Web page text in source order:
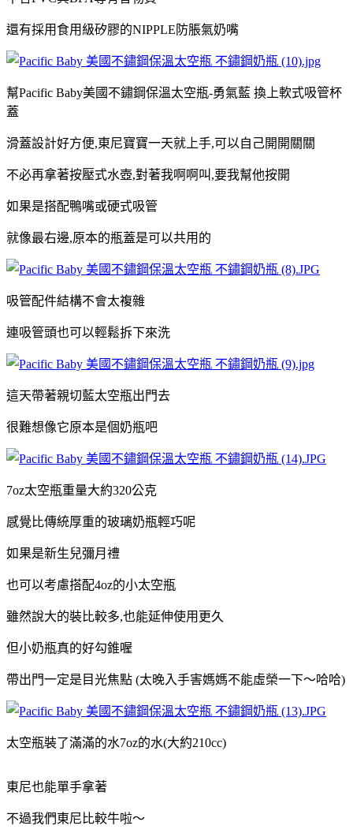
還有採用 食用級矽膠的NIPPLE防脹氣奶嘴
幫Pacific Baby美國不鏽鋼保溫太空瓶-勇氣藍 換上軟式吸管杯
蓋
滑蓋設計好方便,東尼寶寶一天就上手,可以自己開 開 關 關
不必再拿著按壓式水壺,對著我啊啊叫,要我幫他按開
如果是搭配鴨嘴或硬式吸管
就像最右邊,原本的瓶蓋是可以共用的
吸管配件結構不會太複雜
連吸管頭也可以輕鬆拆下來洗
這天帶著親切藍太空瓶出門去
很難想像它原本是個奶瓶吧
7oz太空瓶重量大約320公克
感覺比傳統厚重的玻璃奶瓶輕巧呢
如果是新生兒彌月禮
也可以考慮搭配4oz的小太空瓶
雖然說大的裝比較多,也能延伸使用更久
但小奶瓶真的好勾錐喔
帶出門一定是目光焦點 (太晚入手害媽媽不能虛榮一下～哈哈)
太空瓶裝了滿滿的水7oz的水(大約210cc)
東尼也能單手拿著
不過我們東尼比較牛啦～